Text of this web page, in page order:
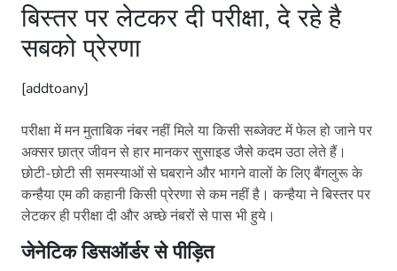
बिस्तर पर लेटकर दी परीक्षा, दे रहे है
सबको प्रेरणा
[addtoany]
परीक्षा में मन मुताबिक नंबर नहीं मिले या किसी सब्जेक्ट में फेल हो जाने पर
अक्सर छात्र जीवन से हार मानकर सुसाइड जैसे कदम उठा लेते हैं।
छोटी-छोटी सी समस्याओं से घबराने और भागने वालों के लिए बैंगलुरू के
कन्हैया एम की कहानी किसी प्रेरणा से कम नहीं है। कन्हैया ने बिस्तर पर
लेटकर ही परीक्षा दी और अच्छे नंबरों से पास भी हुये।
जेनेटिक डिसऑर्डर से पीड़ित